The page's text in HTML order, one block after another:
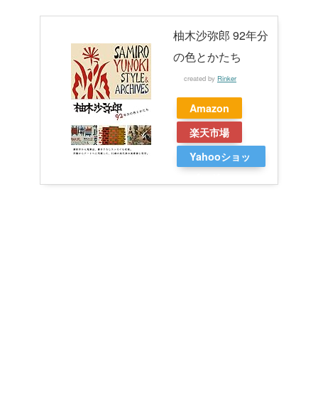
柚木沙弥郎 92年分
の色とかたち
created by Rinker
Amazon
楽天市場
Yahooショッ